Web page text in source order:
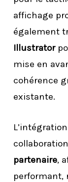
affichage
également
Illustrator
mise en
cohérence
existante.
partenaire,
performant,